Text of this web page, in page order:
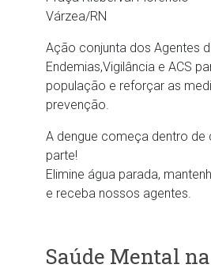
Várzea/RN
Ação conjunta dos Agentes
Endemias,Vigilância e ACS
população e reforçar as
prevenção.
A dengue começa dentro de
parte!
Elimine água parada,
e receba nossos agentes.
Saúde Mental